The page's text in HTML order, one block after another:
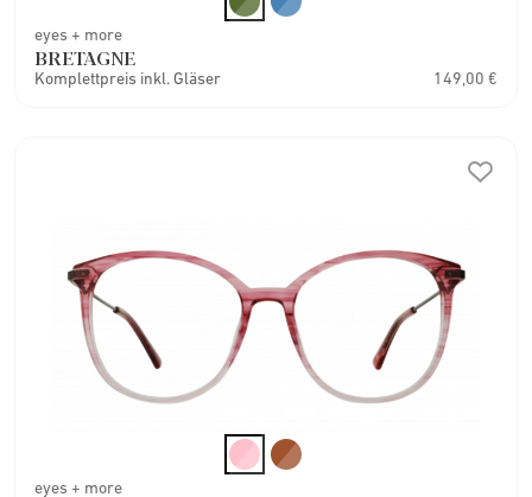
eyes + more
BRETAGNE
Komplettpreis inkl. Gläser 149,00 €
eyes + more